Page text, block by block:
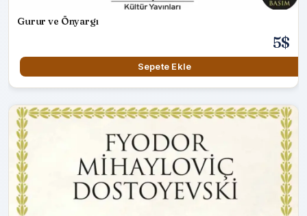
Gurur ve Önyargı
5$
Sepete Ekle